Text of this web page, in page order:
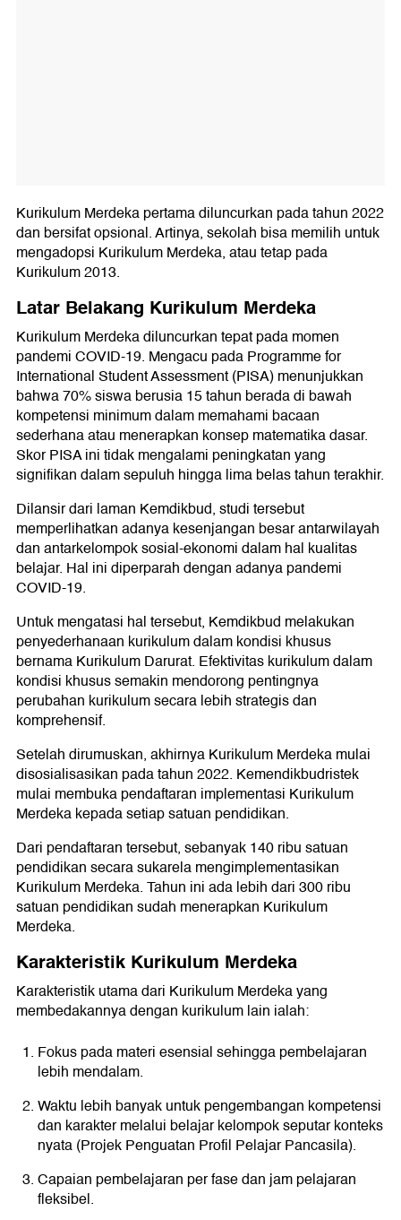
Kurikulum Merdeka pertama diluncurkan pada tahun 2022
dan bersifat opsional. Artinya, sekolah bisa memilih untuk
mengadopsi Kurikulum Merdeka, atau tetap pada
Kurikulum 2013.
Latar Belakang Kurikulum Merdeka
Kurikulum Merdeka diluncurkan tepat pada momen
pandemi COVID-19. Mengacu pada Programme for
International Student Assessment (PISA) menunjukkan
bahwa 70% siswa berusia 15 tahun berada di bawah
kompetensi minimum dalam memahami bacaan
sederhana atau menerapkan konsep matematika dasar.
Skor PISA ini tidak mengalami peningkatan yang
signifikan dalam sepuluh hingga lima belas tahun terakhir.
Dilansir dari laman Kemdikbud, studi tersebut
memperlihatkan adanya kesenjangan besar antarwilayah
dan antarkelompok sosial-ekonomi dalam hal kualitas
belajar. Hal ini diperparah dengan adanya pandemi
COVID-19.
Untuk mengatasi hal tersebut, Kemdikbud melakukan
penyederhanaan kurikulum dalam kondisi khusus
bernama Kurikulum Darurat. Efektivitas kurikulum dalam
kondisi khusus semakin mendorong pentingnya
perubahan kurikulum secara lebih strategis dan
komprehensif.
Setelah dirumuskan, akhirnya Kurikulum Merdeka mulai
disosialisasikan pada tahun 2022. Kemendikbudristek
mulai membuka pendaftaran implementasi Kurikulum
Merdeka kepada setiap satuan pendidikan.
Dari pendaftaran tersebut, sebanyak 140 ribu satuan
pendidikan secara sukarela mengimplementasikan
Kurikulum Merdeka. Tahun ini ada lebih dari 300 ribu
satuan pendidikan sudah menerapkan Kurikulum
Merdeka.
Karakteristik Kurikulum Merdeka
Karakteristik utama dari Kurikulum Merdeka yang
membedakannya dengan kurikulum lain ialah:
Fokus pada materi esensial sehingga pembelajaran
lebih mendalam.
Waktu lebih banyak untuk pengembangan kompetensi
dan karakter melalui belajar kelompok seputar konteks
nyata (Projek Penguatan Profil Pelajar Pancasila).
Capaian pembelajaran per fase dan jam pelajaran
fleksibel.